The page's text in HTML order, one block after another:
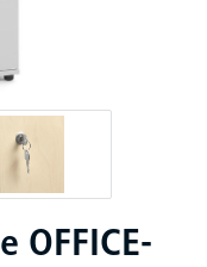
OFFICE-